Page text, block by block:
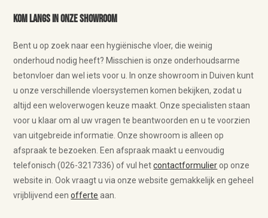
Kom langs in onze showroom
Bent u op zoek naar een hygiënische vloer, die weinig
onderhoud nodig heeft? Misschien is onze onderhoudsarme
betonvloer dan wel iets voor u. In onze showroom in Duiven kunt
u onze verschillende vloersystemen komen bekijken, zodat u
altijd een weloverwogen keuze maakt. Onze specialisten staan
voor u klaar om al uw vragen te beantwoorden en u te voorzien
van uitgebreide informatie. Onze showroom is alleen op
afspraak te bezoeken. Een afspraak maakt u eenvoudig
telefonisch (026-3217336) of vul hetcontactformulierop onze
website in. Ook vraagt u via onze website gemakkelijk en geheel
vrijblijvend eenofferte aan.